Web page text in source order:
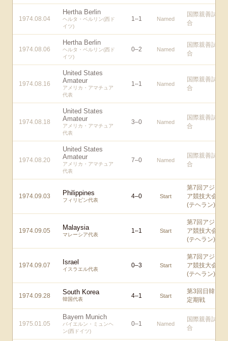
1974.08.04
Hertha Berlin
ヘルタ・ベルリン(西ド
イツ)
1–1 Named
国際親善試
合
1974.08.06
Hertha Berlin
ヘルタ・ベルリン(西ド
イツ)
0–2 Named
国際親善試
合
1974.08.16
United States
Amateur
アメリカ・アマチュア
代表
1–1 Named
国際親善試
合
1974.08.18
United States
Amateur
アメリカ・アマチュア
代表
3–0 Named
国際親善試
合
1974.08.20
United States
Amateur
アメリカ・アマチュア
代表
7–0 Named
国際親善試
合
1974.09.03 Philippines
フィリピン代表
4–0 Start
第7回アジ
ア競技大会
(テヘラン)
1974.09.05 Malaysia
マレーシア代表
1–1 Start
第7回アジ
ア競技大会
(テヘラン)
1974.09.07 Israel
イスラエル代表
0–3 Start
第7回アジ
ア競技大会
(テヘラン)
1974.09.28 South Korea
韓国代表 4–1 Start
第3回日韓
定期戦
1975.01.05
Bayern Munich
バイエルン・ミュンヘ
ン(西ドイツ)
0–1 Named
国際親善試
合